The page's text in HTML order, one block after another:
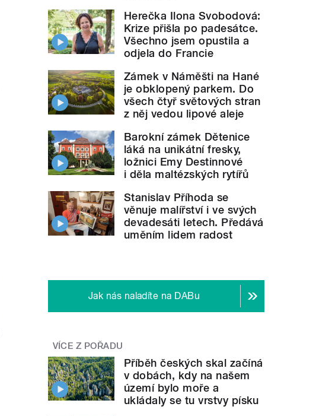
Herečka Ilona Svobodová:
Krize přišla po padesátce.
Všechno jsem opustila a
odjela do Francie
Zámek v Náměšti na Hané
je obklopený parkem. Do
všech čtyř světových stran
z něj vedou lipové aleje
Barokní zámek Dětenice
láká na unikátní fresky,
ložnici Emy Destinnové
i děla maltézských rytířů
Stanislav Příhoda se
věnuje malířství i ve svých
devadesáti letech. Předává
uměním lidem radost
Jak nás naladíte na DABu
VÍCE Z POŘADU
Příběh českých skal začíná
v dobách, kdy na našem
území bylo moře a
ukládaly se tu vrstvy písku